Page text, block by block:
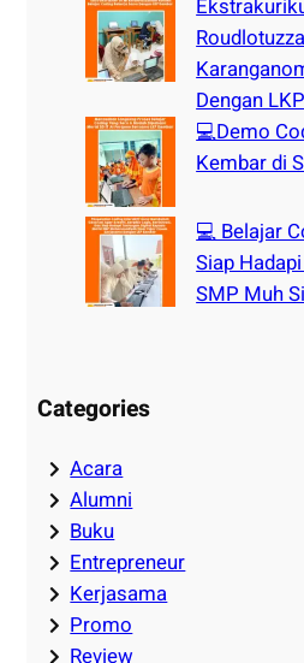
Dengan
💻Demo
Kembar di
💻 Belajar
Siap
SMP Muh
Categories
Acara
Alumni
Buku
Entrepreneur
Kerjasama
Promo
Review